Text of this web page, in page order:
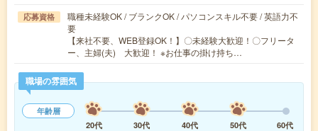
応募資格
職種未経験OK / ブランクOK / パソコンスキル不要 / 英語力不
要
【来社不要、WEB登録OK！】〇未経験大歓迎！〇フリータ
ー、主婦(夫) 大歓迎！ ※お仕事の掛け持ち…
職場の雰囲気
年齢層
20代
30代 40代 50代 60代